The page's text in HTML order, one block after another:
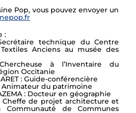
Pop, vous pouvez envoyer un
:
technique du Centre
Anciens au musée des
à l’Inventaire du
Occitanie
: Guide-conférencière
Animateur du patrimoine
: Docteur en géographie
: Cheffe de projet architecture et
de Communes